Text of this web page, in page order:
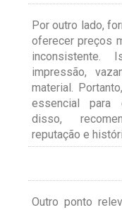
Por outro lado,
oferecer preços
impressão,
material.
essencial para
disso,
reputação e
Outro ponto